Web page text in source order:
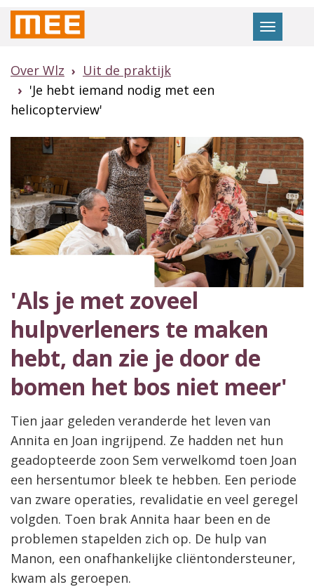
Naar
hoofdinhoud
Toggle
Over Wlz
Uit de praktijk
'Je hebt iemand nodig met een
helicopterview'
'Als je met zoveel
hulpverleners te maken
hebt, dan zie je door de
bomen het bos niet meer'
Tien jaar geleden veranderde het leven van
Annita en Joan ingrijpend. Ze hadden net hun
geadopteerde zoon Sem verwelkomd toen Joan
een hersentumor bleek te hebben. Een periode
van zware operaties, revalidatie en veel geregel
volgden. Toen brak Annita haar been en de
problemen stapelden zich op. De hulp van
Manon, een onafhankelijke cliëntondersteuner,
kwam als geroepen.